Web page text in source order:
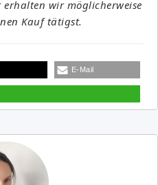
erhalten wir möglicherweise
Kauf tätigst.
E-Mail